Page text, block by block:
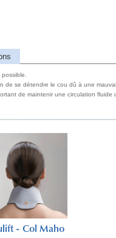
de se détendre le cou dû à une
de maintenir une circulation fluide
- Col Maho